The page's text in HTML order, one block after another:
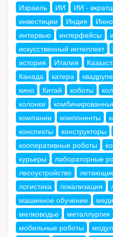
Израиль
ИИ ИИ -
инвестиции
Индия
интервью
интерфейсы
искусственный интеллект
история
Италия
Канада
катера
кино
Китай коботы
колонки
компании
компоненты
конспекты
конструкторы
кооперативные роботы
курьеры
лабораторные
лесоустройство
логистика
локализация
машинное обучение
мелководье
металлургия
мобильные роботы